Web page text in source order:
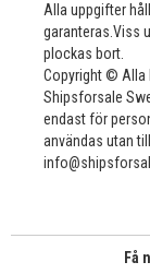
Alla uppgifter
garanteras.Viss
plockas bort.
Copyright © Alla
Shipsforsale
endast för
användas utan
Få